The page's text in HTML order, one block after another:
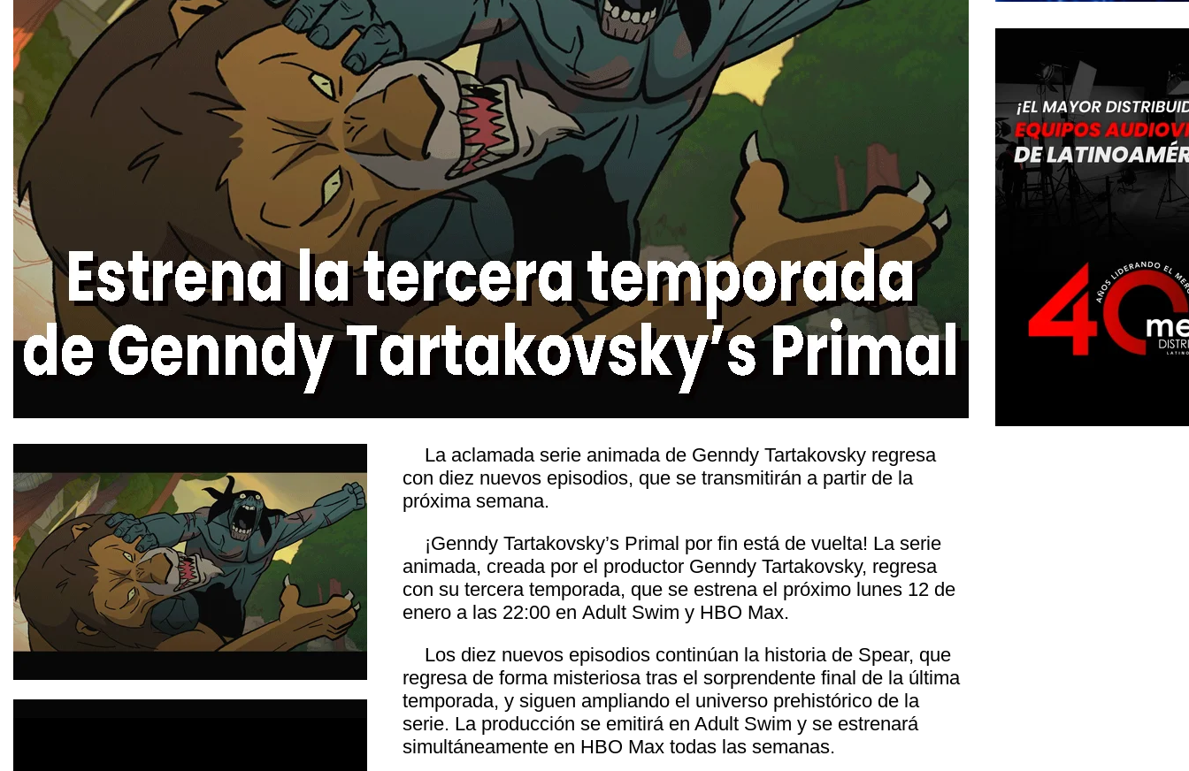
La aclamada serie animada de Genndy Tartakovsky regresa
con diez nuevos episodios, que se transmitirán a partir de la
próxima semana.
¡Genndy Tartakovsky’s Primal por fin está de vuelta! La serie
animada, creada por el productor Genndy Tartakovsky, regresa
con su tercera temporada, que se estrena el próximo lunes 12 de
enero a las 22:00 en Adult Swim y HBO Max.
Los diez nuevos episodios continúan la historia de Spear, que
regresa de forma misteriosa tras el sorprendente final de la última
temporada, y siguen ampliando el universo prehistórico de la
serie. La producción se emitirá en Adult Swim y se estrenará
simultáneamente en HBO Max todas las semanas.